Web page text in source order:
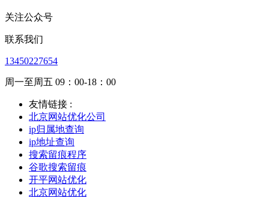
关注公众号
联系我们
13450227654
周一至周五 09：00-18：00
友情链接 :
北京网站优化公司
ip归属地查询
ip地址查询
搜索留痕程序
谷歌搜索留痕
开平网站优化
北京网站优化